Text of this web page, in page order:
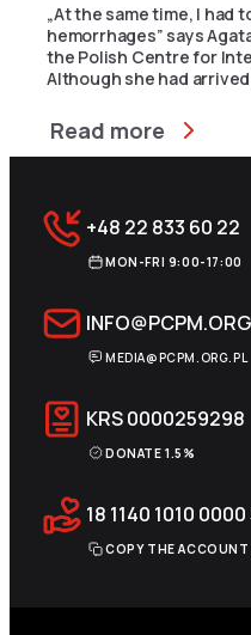
„At the same time, I had
hemorrhages” says
the Polish Centre for
Although she had
Read more
+48 22 833 60 22
MON-FRI 9:00-17:00
MEDIA@PCPM.ORG.PL
KRS0000259298
DONATE 1.5%
18 1140 1010
COPY THE ACCOUNT